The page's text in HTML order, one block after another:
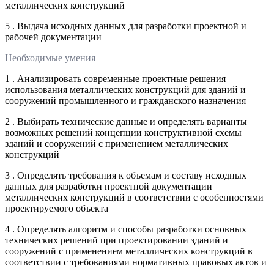
металлических конструкций
5 . Выдача исходных данных для разработки проектной и
рабочей документации
Необходимые умения
1 . Анализировать современные проектные решения
использования металлических конструкций для зданий и
сооружений промышленного и гражданского назначения
2 . Выбирать технические данные и определять варианты
возможных решений концепции конструктивной схемы
зданий и сооружений с применением металлических
конструкций
3 . Определять требования к объемам и составу исходных
данных для разработки проектной документации
металлических конструкций в соответствии с особенностями
проектируемого объекта
4 . Определять алгоритм и способы разработки основных
технических решений при проектировании зданий и
сооружений с применением металлических конструкций в
соответствии с требованиями нормативных правовых актов и